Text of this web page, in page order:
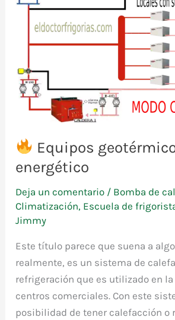
las
Fórmulas
Sistema
de
Refrigeración
Equipos
energético
Deja un comentario / Bomba de
Climatización, Escuela de
Jimmy
Este título parece que suena a
realmente, es un sistema de
refrigeración que es utilizado en
centros comerciales. Con este
posibilidad de tener calefacción o